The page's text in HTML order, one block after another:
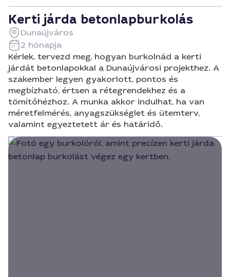
Kerti járda betonlapburkolás
Dunaújváros
2 hónapja
Kérlek, tervezd meg, hogyan burkolnád a kerti
járdát betonlapokkal a Dunaújvárosi projekthez. A
szakember legyen gyakorlott, pontos és
megbízható, értsen a rétegrendekhez és a
tömítőhézhoz. A munka akkor indulhat, ha van
méretfelmérés, anyagszükséglet és ütemterv,
valamint egyeztetett ár és határidő.